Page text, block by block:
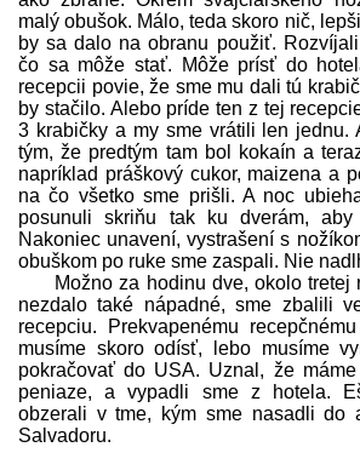
malý obušok. Málo, teda skoro nič,
by sa dalo na obranu použiť.
čo sa môže stať. Môže prísť do
recepcii povie, že sme mu dali tú
by stačilo. Alebo príde ten z tej
3 krabičky a my sme vrátili len jednu.
tým, že predtým tam bol kokaín a
napríklad práškový cukor, maizena a
na čo všetko sme prišli. A noc
posunuli skriňu tak ku dverám,
Nakoniec unavení, vystrašení s
obuškom po ruke sme zaspali. Nie
Možno za hodinu dve, okolo tretej
nezdalo také nápadné, sme zbalili
recepciu. Prekvapenému
musíme skoro odísť, lebo musíme
pokračovať do USA. Uznal, že
peniaze, a vypadli sme z hotela.
obzerali v tme, kým sme nasadli
Salvadoru.